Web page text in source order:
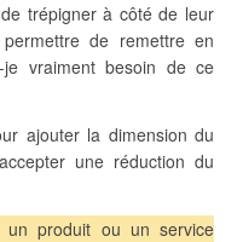
trépigner à côté de leur
de remettre en
vraiment besoin de ce
ajouter la dimension du
une réduction du
produit ou un service